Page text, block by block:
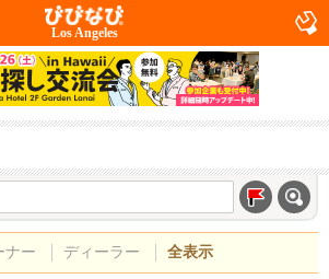
Los Angeles
ナー ディーラー 全表示